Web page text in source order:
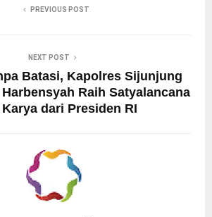
PREVIOUS POST
NEXT POST
Batasi, Kapolres Sijunjung
Raih Satyalancana
dari Presiden RI